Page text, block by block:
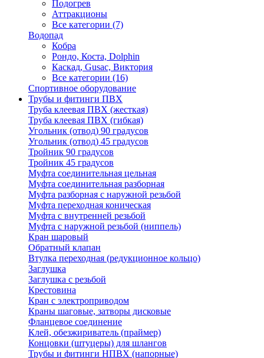
Подогрев
Аттракционы
Все категории (7)
Водопад
Кобра
Рондо, Коста, Dolphin
Каскад, Gusac, Виктория
Все категории (16)
Спортивное оборудование
Трубы и фитинги ПВХ
Труба клеевая ПВХ (жесткая)
Труба клеевая ПВХ (гибкая)
Угольник (отвод) 90 градусов
Угольник (отвод) 45 градусов
Тройник 90 градусов
Тройник 45 градусов
Муфта соединительная цельная
Муфта соединительная разборная
Муфта разборная с наружной резьбой
Муфта переходная коническая
Муфта с внутренней резьбой
Муфта с наружной резьбой (ниппель)
Кран шаровый
Обратный клапан
Втулка переходная (редукционное кольцо)
Заглушка
Заглушка с резьбой
Крестовина
Кран с электроприводом
Краны шаговые, затворы дисковые
Фланцевое соединение
Клей, обезжириватель (праймер)
Концовки (штуцеры) для шлангов
Трубы и фитинги НПВХ (напорные)